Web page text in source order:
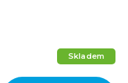
Skladem